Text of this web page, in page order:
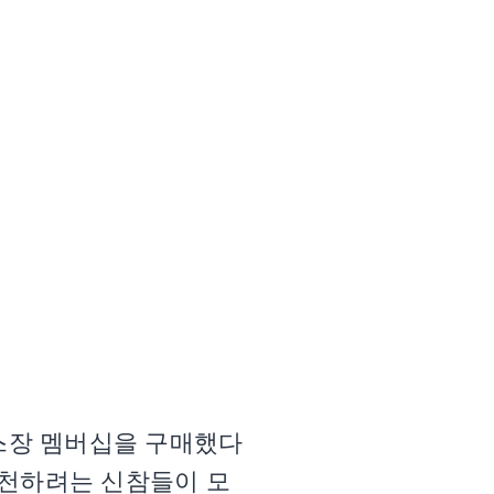
멤버십을 구매했다
하려는 신참들이 모